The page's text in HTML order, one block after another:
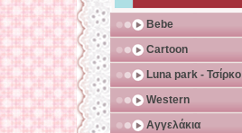
Σελίδα Home Page
Bebe
Cartoon
Luna park - Τσίρκο
Western
Αγγελάκια